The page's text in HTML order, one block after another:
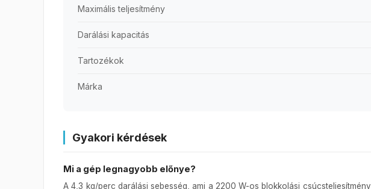
Maximális teljesítmény
Darálási kapacitás
Tartozékok
Márka
Gyakori kérdések
Mi a gép legnagyobb előnye?
A 4,3 kg/perc darálási sebesség, ami a 2200 W-os blokkolási